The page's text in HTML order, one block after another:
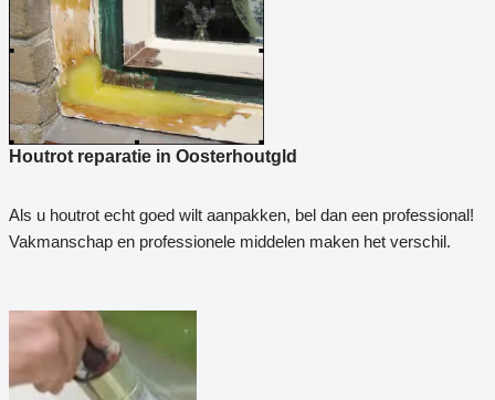
Houtrot reparatie in Oosterhoutgld
Als u houtrot echt goed wilt aanpakken, bel dan een professional!
Vakmanschap en professionele middelen maken het verschil.